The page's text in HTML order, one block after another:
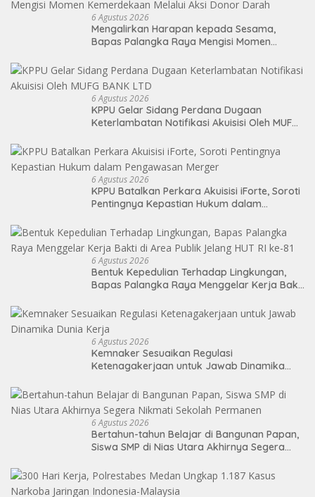
6 Agustus 2026
Mengalirkan Harapan kepada Sesama,
Bapas Palangka Raya Mengisi Momen
6 Agustus 2026
KPPU Gelar Sidang Perdana Dugaan
Keterlambatan Notifikasi Akuisisi Oleh MUFG
6 Agustus 2026
KPPU Batalkan Perkara Akuisisi iForte, Soroti
Pentingnya Kepastian Hukum dalam
6 Agustus 2026
Bentuk Kepedulian Terhadap Lingkungan,
Bapas Palangka Raya Menggelar Kerja Bakti
6 Agustus 2026
Kemnaker Sesuaikan Regulasi
Ketenagakerjaan untuk Jawab Dinamika
6 Agustus 2026
Bertahun-tahun Belajar di Bangunan Papan,
Siswa SMP di Nias Utara Akhirnya Segera